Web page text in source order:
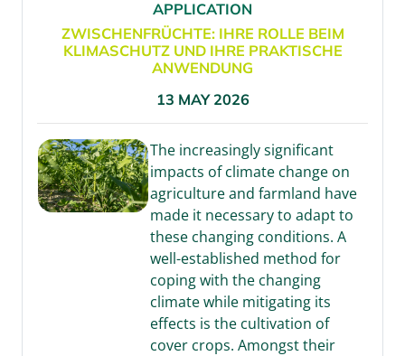
APPLICATION
ZWISCHENFRÜCHTE: IHRE ROLLE BEIM
KLIMASCHUTZ UND IHRE PRAKTISCHE
ANWENDUNG
13 MAY 2026
The increasingly significant
impacts of climate change on
agriculture and farmland have
made it necessary to adapt to
these changing conditions. A
well-established method for
coping with the changing
climate while mitigating its
effects is the cultivation of
cover crops. Amongst their